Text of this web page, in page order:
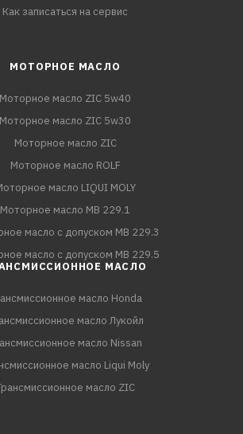
Как записаться на сервис
МОТОРНОЕ МАСЛО
Моторное масло ZIC 5w40
Моторное масло ZIC 5w30
Моторное масло ZIC
Моторное масло ROLF
масло LIQUI MOLY
Моторное масло MB 229.1
масло с допуском MB 229.3
масло с допуском MB 229.5
МАСЛО
масло Honda
масло Лукойл
масло Nissan
масло Liqui Moly
масло ZIC